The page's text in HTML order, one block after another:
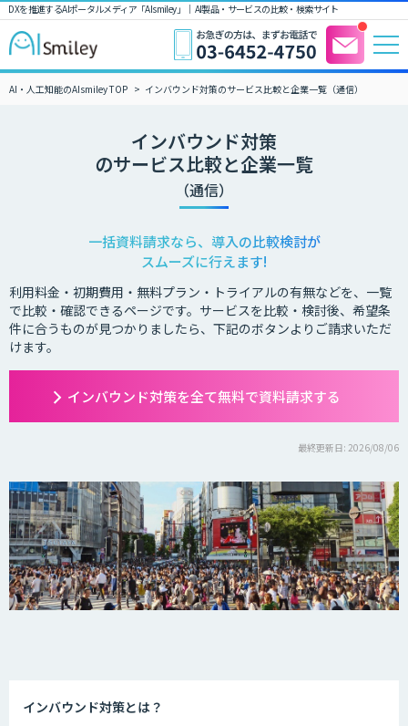
DXを推進するAIポータルメディア「AIsmiley」｜ AI製品・サービスの比較・検索サイト
AI・人工知能のAIsmiley TOP インバウンド対策のサービス比較と企業一覧（通信）
インバウンド対策
のサービス比較と企業一覧
（通信）
一括資料請求なら、導入の比較検討が
スムーズに行えます!
利用料金・初期費用・無料プラン・トライアルの有無などを、一覧
で比較・確認できるページです。サービスを比較・検討後、希望条
件に合うものが見つかりましたら、下記のボタンよりご請求いただ
けます。
インバウンド対策を全て無料で資料請求する
最終更新日: 2026/08/06
インバウンド対策とは？